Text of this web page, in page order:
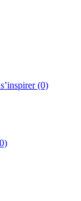
(0)